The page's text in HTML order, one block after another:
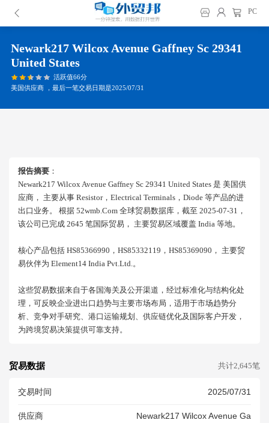
PC
Newark217 Wilcox Avenue Gaffney Sc 29341
United States
活跃值66分
美国供应商 ，最后一笔交易日期是2025/07/31
报告摘要 ：
Newark217 Wilcox Avenue Gaffney Sc 29341 United States 是 美国供
应商， 主要从事 Resistor，electrical Terminals，diode 等产品的进
出口业务。 根据 52wmb.com 全球贸易数据库，截至 2025-07-31，
该公司已完成 2645 笔国际贸易， 主要贸易区域覆盖 India 等地。
核心产品包括 HS85366990，HS85332119，HS85369090， 主要贸
易伙伴为 Element14 India Pvt.ltd.。
这些贸易数据来自于各国海关及公开渠道，经过标准化与结构化处
理，可反映企业进出口趋势与主要市场布局，适用于市场趋势分
析、竞争对手研究、港口运输规划、供应链优化及国际客户开发，
为跨境贸易决策提供可靠支持。
贸易数据 共计2,645笔
交易时间 2025/07/31
供应商
Newark217 Wilcox Avenue Ga